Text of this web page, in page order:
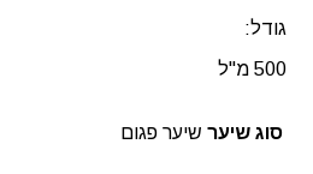
גודל:
500 מ"ל
סוג שיער שיער פגום